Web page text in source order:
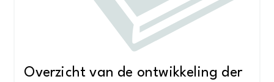
Overzicht van de ontwikkeling der